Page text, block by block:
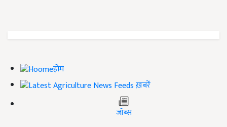
होम
ख़बरें
जॉब्स